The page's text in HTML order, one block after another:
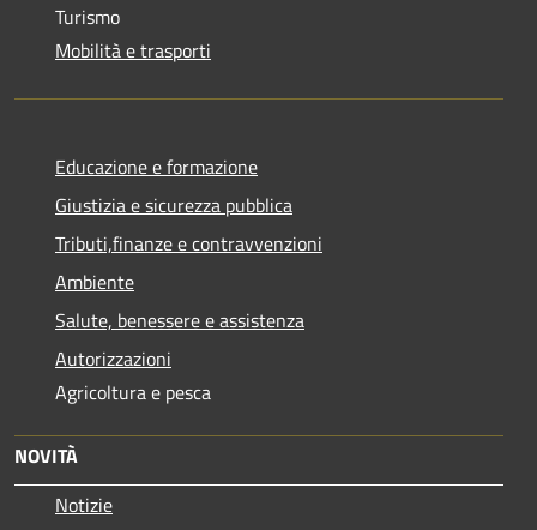
Turismo
Mobilità e trasporti
Educazione e formazione
Giustizia e sicurezza pubblica
Tributi,finanze e contravvenzioni
Ambiente
Salute, benessere e assistenza
Autorizzazioni
Agricoltura e pesca
NOVITÀ
Notizie